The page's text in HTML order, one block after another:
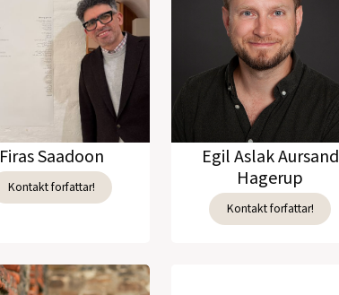
Firas Saadoon
Kontakt forfattar!
Egil Aslak Aursand
Hagerup
Kontakt forfattar!